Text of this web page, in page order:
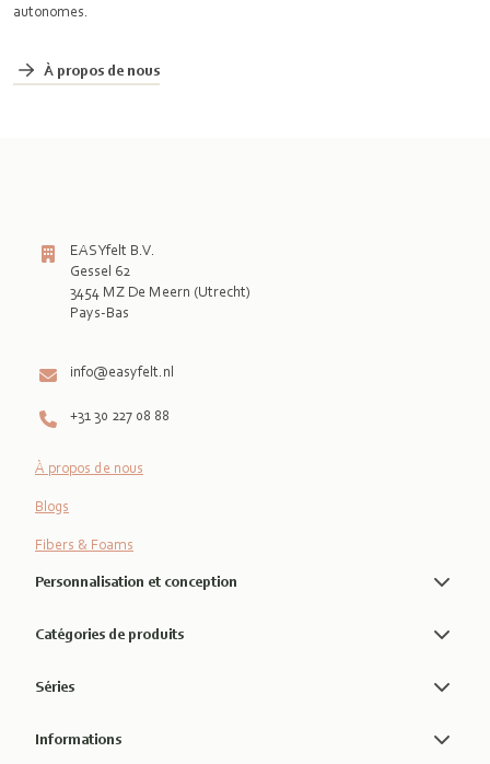
autonomes.
À propos de nous
EASYfelt B.V.
Gessel 62
3454 MZ De Meern (Utrecht)
Pays-Bas
info@easyfelt.nl
+31 30 227 08 88
À propos de nous
Blogs
Fibers & Foams
Personnalisation et conception
Catégories de produits
Séries
Informations